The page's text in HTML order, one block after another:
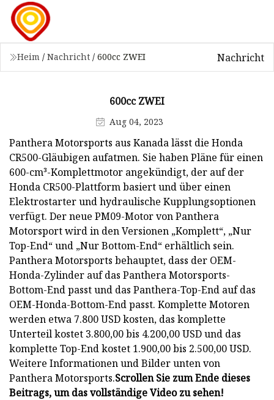
Heim / Nachricht / 600cc ZWEI Nachricht
600cc ZWEI
Aug 04, 2023
Panthera Motorsports aus Kanada lässt die Honda
CR500-Gläubigen aufatmen. Sie haben Pläne für einen
600-cm³-Komplettmotor angekündigt, der auf der
Honda CR500-Plattform basiert und über einen
Elektrostarter und hydraulische Kupplungsoptionen
verfügt. Der neue PM09-Motor von Panthera
Motorsport wird in den Versionen „Komplett“, „Nur
Top-End“ und „Nur Bottom-End“ erhältlich sein.
Panthera Motorsports behauptet, dass der OEM-
Honda-Zylinder auf das Panthera Motorsports-
Bottom-End passt und das Panthera-Top-End auf das
OEM-Honda-Bottom-End passt. Komplette Motoren
werden etwa 7.800 USD kosten, das komplette
Unterteil kostet 3.800,00 bis 4.200,00 USD und das
komplette Top-End kostet 1.900,00 bis 2.500,00 USD.
Weitere Informationen und Bilder unten von
Panthera Motorsports.Scrollen Sie zum Ende dieses
Beitrags, um das vollständige Video zu sehen!